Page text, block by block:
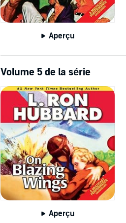
Aperçu
Volume 5 de la série
Aperçu